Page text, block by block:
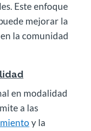
Este enfoque
mejorar la
la comunidad
en modalidad
a las
y la